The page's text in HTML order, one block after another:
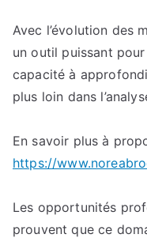
Avec l’évolution des
un outil puissant
capacité à
plus loin dans
En savoir plus à
https://
Les opportunités
prouvent que ce